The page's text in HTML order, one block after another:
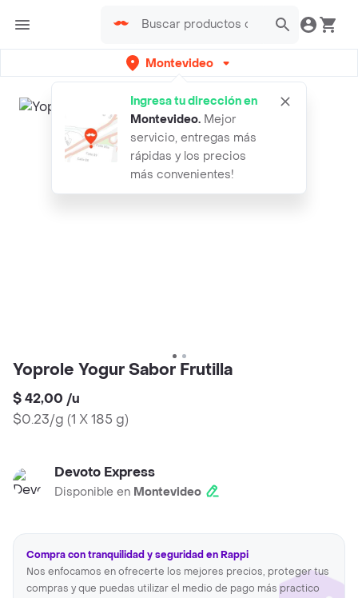
Montevideo
Ingresa tu dirección en
Montevideo. Mejor
servicio, entregas más
rápidas y los precios
más convenientes!
Yoprole Yogur Sabor Frutilla
$ 42,00 /u
$0.23/g (1 X 185 g)
Devoto Express
Disponible en Montevideo
Compra con tranquilidad y seguridad en Rappi
Nos enfocamos en ofrecerte los mejores precios, proteger tus
compras y que puedas utilizar el medio de pago más practico